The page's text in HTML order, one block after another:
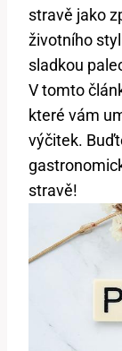
stravě jako
životního
sladkou
V tomto
které vám
výčitek.
stravě!